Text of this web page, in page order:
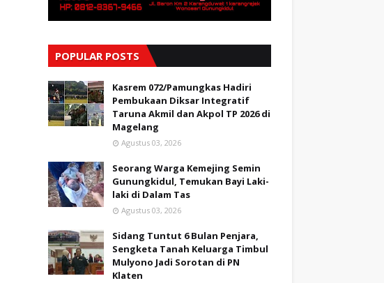
POPULAR POSTS
Kasrem 072/Pamungkas Hadiri
Pembukaan Diksar Integratif
Taruna Akmil dan Akpol TP 2026 di
Magelang
Agustus 03, 2026
Seorang Warga Kemejing Semin
Gunungkidul, Temukan Bayi Laki-
laki di Dalam Tas
Agustus 03, 2026
Sidang Tuntut 6 Bulan Penjara,
Sengketa Tanah Keluarga Timbul
Mulyono Jadi Sorotan di PN
Klaten